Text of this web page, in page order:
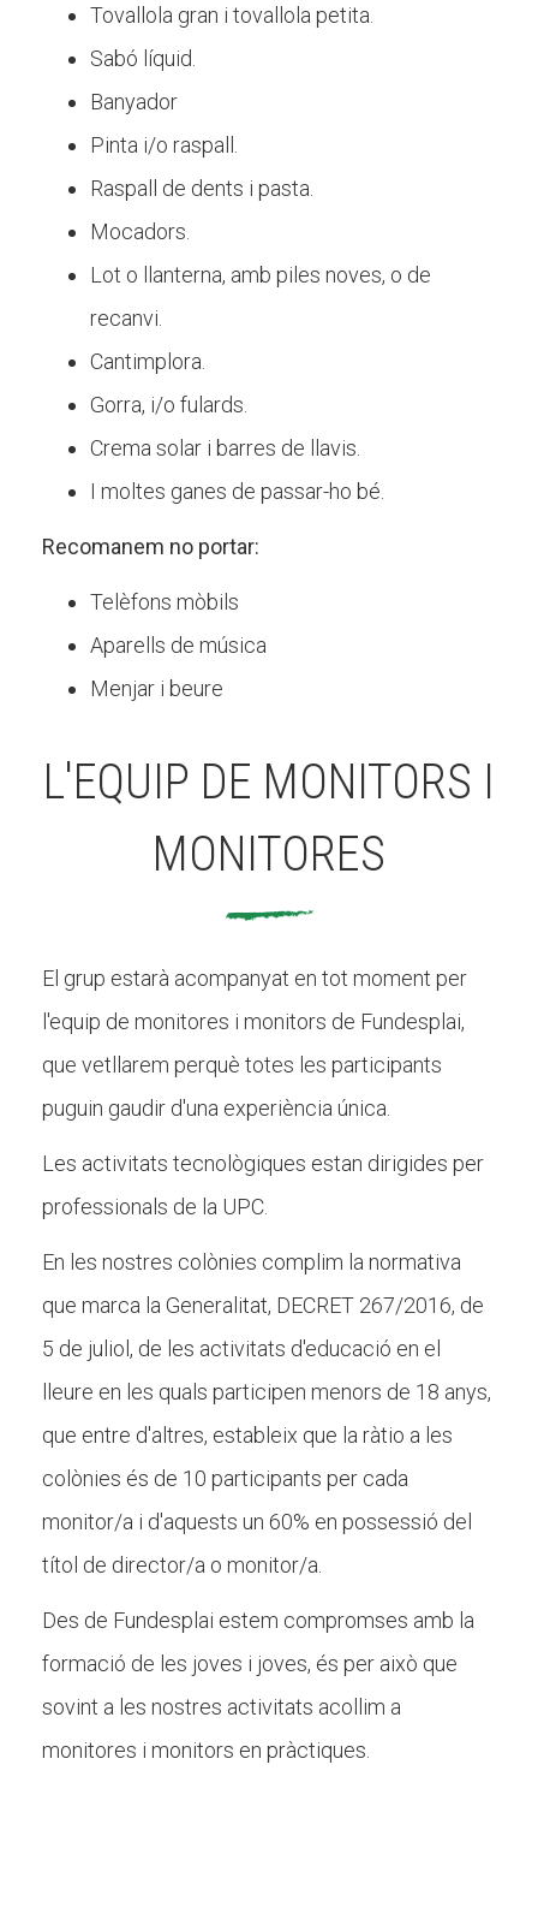
Tovallola gran i tovallola petita.
Sabó líquid.
Banyador
Pinta i/o raspall.
Raspall de dents i pasta.
Mocadors.
Lot o llanterna, amb piles noves, o de
recanvi.
Cantimplora.
Gorra, i/o fulards.
Crema solar i barres de llavis.
I moltes ganes de passar-ho bé.
Recomanem no portar:
Telèfons mòbils
Aparells de música
Menjar i beure
L'EQUIP DE MONITORS I
MONITORES
El grup estarà acompanyat en tot moment per
l'equip de monitores i monitors de Fundesplai,
que vetllarem perquè totes les participants
puguin gaudir d'una experiència única.
Les activitats tecnològiques estan dirigides per
professionals de la UPC.
En les nostres colònies complim la normativa
que marca la Generalitat, DECRET 267/2016, de
5 de juliol, de les activitats d'educació en el
lleure en les quals participen menors de 18 anys,
que entre d'altres, estableix que la ràtio a les
colònies és de 10 participants per cada
monitor/a i d'aquests un 60% en possessió del
títol de director/a o monitor/a.
Des de Fundesplai estem compromses amb la
formació de les joves i joves, és per això que
sovint a les nostres activitats acollim a
monitores i monitors en pràctiques.